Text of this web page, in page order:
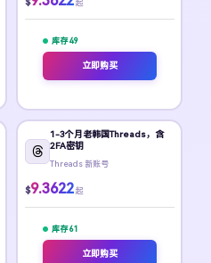
起
库存 49
立即购买
1-3个月老韩国Threads，含
2FA密钥
Threads 新账号
$9.3622 起
库存 61
立即购买